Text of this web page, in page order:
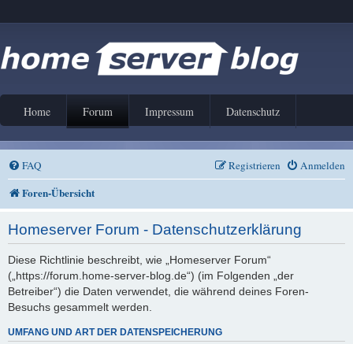
Home Forum Impressum Datenschutz
FAQ Anmelden
Registrieren
Foren-Übersicht
Homeserver Forum - Datenschutzerklärung
Diese Richtlinie beschreibt, wie „Homeserver Forum“
(„https://forum.home-server-blog.de“) (im Folgenden „der
Betreiber“) die Daten verwendet, die während deines Foren-
Besuchs gesammelt werden.
UMFANG UND ART DER DATENSPEICHERUNG